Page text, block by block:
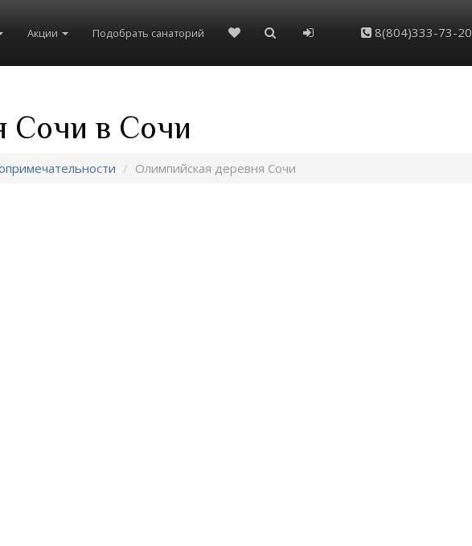
Акции Подобрать санаторий 8(804)333-73-20
Сочи в Сочи
Олимпийская деревня Сочи